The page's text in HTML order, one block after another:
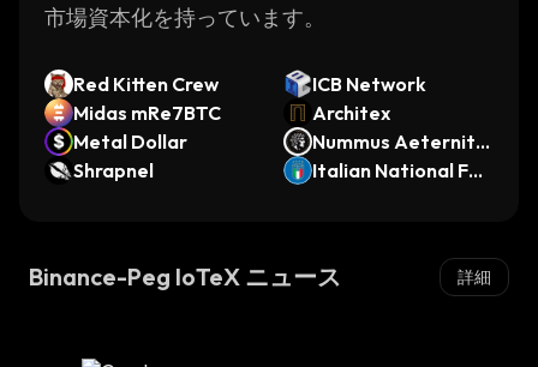
市場資本化を持っています。
Red Kitten Crew
ICB Network
Midas mRe7BTC
Architex
Metal Dollar
Nummus Aeternita
s
Shrapnel
Italian National Foo
Binance-Peg IoTeX ニュース 詳細